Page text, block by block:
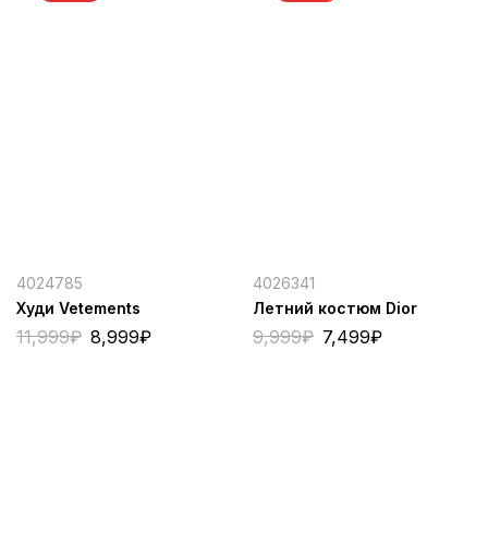
4024785
Худи Vetements
11,999₽ 8,999₽
4026341
Летний костюм Dior
9,999₽ 7,499₽